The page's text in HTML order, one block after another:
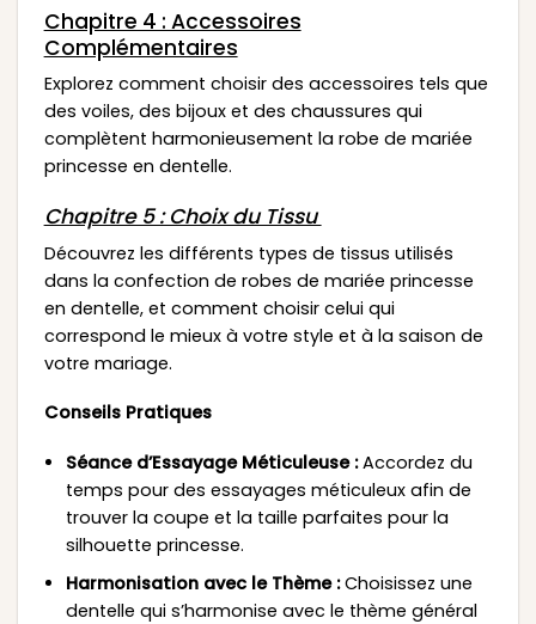
Chapitre 4 : Accessoires
Complémentaires
Explorez comment choisir des accessoires tels que
des voiles, des bijoux et des chaussures qui
complètent harmonieusement la robe de mariée
princesse en dentelle.
Chapitre 5 : Choix du Tissu
Découvrez les différents types de tissus utilisés
dans la confection de robes de mariée princesse
en dentelle, et comment choisir celui qui
correspond le mieux à votre style et à la saison de
votre mariage.
Conseils Pratiques
Séance d’Essayage Méticuleuse :Accordez du
temps pour des essayages méticuleux afin de
trouver la coupe et la taille parfaites pour la
silhouette princesse.
Harmonisation avec le Thème :Choisissez une
dentelle qui s’harmonise avec le thème général